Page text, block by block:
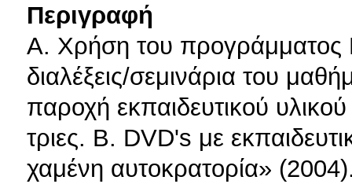
Περιγραφή
A. Χρήση του προγράμματος
διαλέξεις/σεμινάρια του
παροχή εκπαιδευτικού
τριες. B. DVD's με
χαμένη αυτοκρατορία»